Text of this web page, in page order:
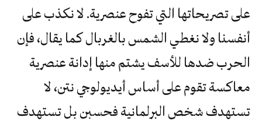
على تصريحاتها التي تفوح عنصرية. لا نكذب على
أنفسنا ولا نغطي الشمس بالغربال كما يقال، فإن
الحرب ضدها للأسف يشتم منها إدانة عنصرية
معاكسة تقوم على أساس أيديولوجي نتن، لا
تستهدف شخص البرلمانية فحسبن بل تستهدف